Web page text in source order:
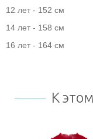
12 лет - 152 см
14 лет - 158 см
16 лет - 164 см
К